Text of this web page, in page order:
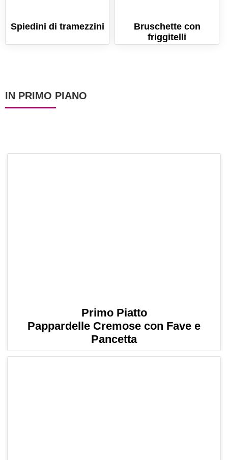
Spiedini di tramezzini
Bruschette con
friggitelli
IN PRIMO PIANO
Primo Piatto
Pappardelle Cremose con Fave e
Pancetta